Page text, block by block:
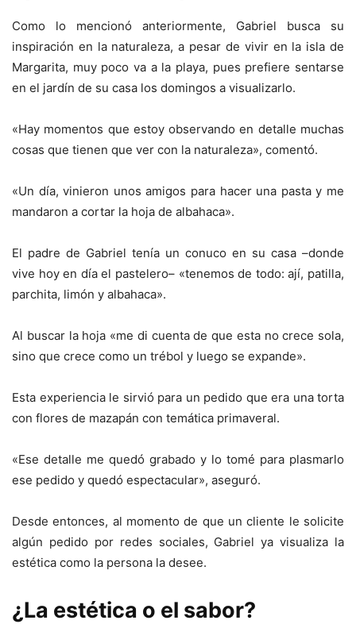
Como lo mencionó anteriormente, Gabriel busca su
inspiración en la naturaleza, a pesar de vivir en la isla de
Margarita, muy poco va a la playa, pues prefiere sentarse
en el jardín de su casa los domingos a visualizarlo.
«Hay momentos que estoy observando en detalle muchas
cosas que tienen que ver con la naturaleza», comentó.
«Un día, vinieron unos amigos para hacer una pasta y me
mandaron a cortar la hoja de albahaca».
El padre de Gabriel tenía un conuco en su casa –donde
vive hoy en día el pastelero– «tenemos de todo: ají, patilla,
parchita, limón y albahaca».
Al buscar la hoja «me di cuenta de que esta no crece sola,
sino que crece como un trébol y luego se expande».
Esta experiencia le sirvió para un pedido que era una torta
con flores de mazapán con temática primaveral.
«Ese detalle me quedó grabado y lo tomé para plasmarlo
ese pedido y quedó espectacular», aseguró.
Desde entonces, al momento de que un cliente le solicite
algún pedido por redes sociales, Gabriel ya visualiza la
estética como la persona la desee.
¿La estética o el sabor?